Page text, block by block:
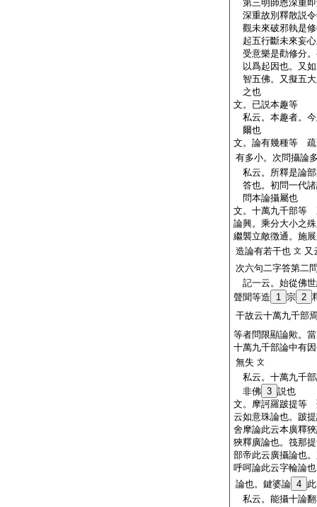
第三明師恩深重
深重故別釋散説
觀未來破邪執是
起五行斷未來妄
受意樂是勸修分
以爲起因也。又
智五佛。又擬五
之也
文。已説本趣等
私云。本趣者。
爾也
文。論有幾種等 疏
有多小。次問攝論
私云。所釋是論
答也。初問一代
問本論攝屬也
文。十萬九千部等
論興。乘分大小之
繼襲立敵徴通。施
造論有若干也 文 又
次六句二字答第二
記一云。始從佛
聲聞等造
1 宗 2
干故云十萬九千部
等者問限顯論歟。
十萬九千部論中有
無失 文
私云。十萬九千
非佛 3 説也
文。摩訶羅跛提等
云如意珠論也。跛
舍摩論此云本廣釋
狹釋廣論也。筏那
部帝此云廣攝論也
呼呵論此云字輪論
論也。鍵婆論 4
私云。能攝十論